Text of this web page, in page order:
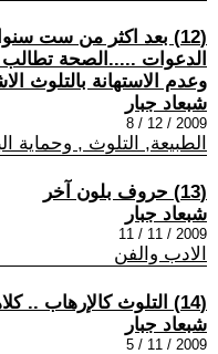
(12) بعد اكثر من ست
الدعوات .....الصحة تطالب
وعدم الاستهانة بالتلوث
شبعاد جبار
2009 / 12 / 8
الطبيعة, التلوث , وحماية
(13) حروف بلون آخر
شبعاد جبار
2009 / 11 / 11
الادب والفن
(14) التلوث كالإرهاب .. كلاهما يقتل بلا رحمة
شبعاد جبار
2009 / 11 / 5